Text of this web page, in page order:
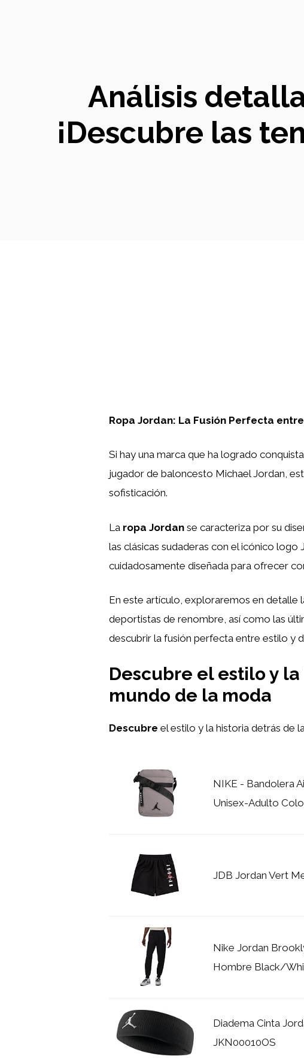
Análisis
¡Descubre las
Ropa Jordan: La Fusión Perfecta
Si hay una marca que ha logrado
jugador de baloncesto Michael Jordan,
sofisticación.
La ropa Jordan se caracteriza por su
las clásicas sudaderas con el icónico
cuidadosamente diseñada para ofrecer
En este artículo, exploraremos en detalle
deportistas de renombre, así como las
descubrir la fusión perfecta entre estilo y
Descubre el estilo y
mundo de la moda
Descubre el estilo y la historia detrás de
NIKE - Bandolera
Unisex-Adulto
JDB Jordan Vert
Nike Jordan
Hombre Black/
Diadema Cinta
JKN00010OS